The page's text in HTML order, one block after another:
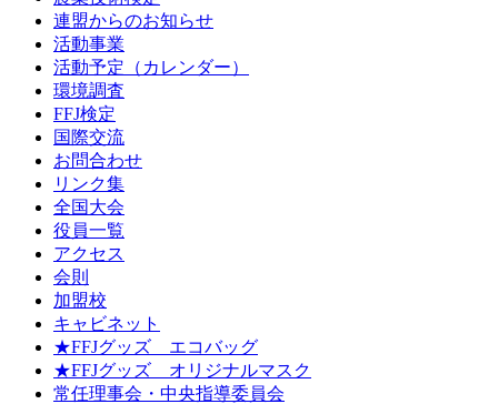
連盟からのお知らせ
活動事業
活動予定（カレンダー）
環境調査
FFJ検定
国際交流
お問合わせ
リンク集
全国大会
役員一覧
アクセス
会則
加盟校
キャビネット
★FFJグッズ エコバッグ
★FFJグッズ オリジナルマスク
常任理事会・中央指導委員会